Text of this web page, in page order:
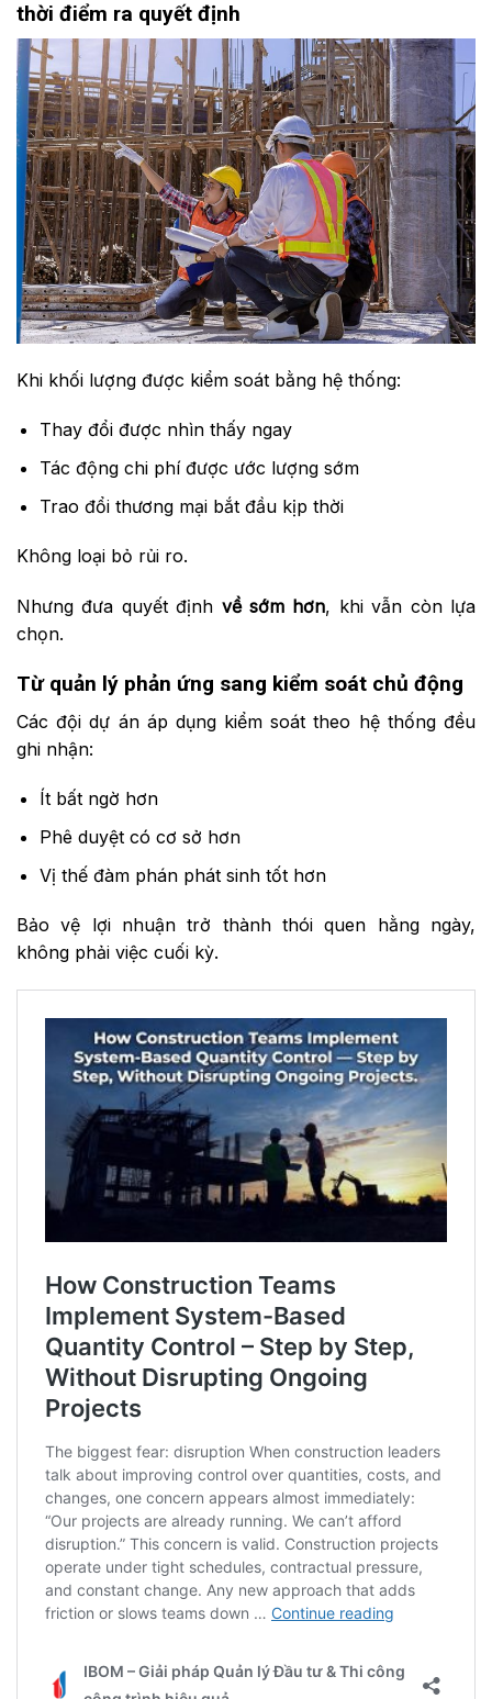
thời điểm ra quyết định
Khi khối lượng được kiểm soát bằng hệ thống:
Thay đổi được nhìn thấy ngay
Tác động chi phí được ước lượng sớm
Trao đổi thương mại bắt đầu kịp thời
Không loại bỏ rủi ro.
Nhưng đưa quyết định về sớm hơn, khi vẫn còn lựa
chọn.
Từ quản lý phản ứng sang kiểm soát chủ động
Các đội dự án áp dụng kiểm soát theo hệ thống đều
ghi nhận:
Ít bất ngờ hơn
Phê duyệt có cơ sở hơn
Vị thế đàm phán phát sinh tốt hơn
Bảo vệ lợi nhuận trở thành thói quen hằng ngày,
không phải việc cuối kỳ.